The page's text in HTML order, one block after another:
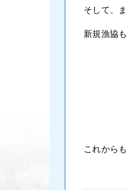
そして、
新規漁協
これから